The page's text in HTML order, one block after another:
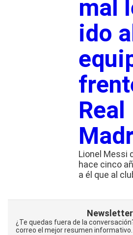
mal
ido
Real
Lionel Messi
hace cinco
a él que al
Newsletter
¿Te quedas fuera de la
correo el mejor resumen informativo.